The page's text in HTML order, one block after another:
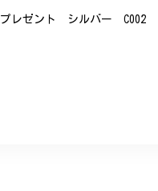
レゼント シルバー C002